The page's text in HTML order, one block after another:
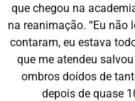
que chegou na
na reanimação. “Eu não
contaram, eu estava
que me atendeu
ombros doídos de
depois de quase